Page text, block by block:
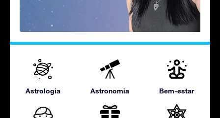
Astrologia Astronomia Bem-estar